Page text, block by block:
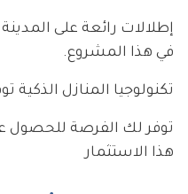
إطلالات رائعة على
في هذا المشروع.
تكنولوجيا المنازل الذكية
توفر لك الفرصة للحصول
هذا الاستثمار